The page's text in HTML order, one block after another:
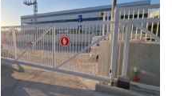
הלב שלנו אולי נשבר
חייבים להישבר יחד
מערכת האתר / 09:04 23.07.26